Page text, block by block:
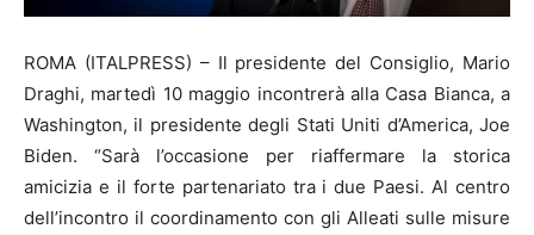
ROMA (ITALPRESS) – Il presidente del Consiglio, Mario
Draghi, martedì 10 maggio incontrerà alla Casa Bianca, a
Washington, il presidente degli Stati Uniti d’America, Joe
Biden. “Sarà l’occasione per riaffermare la storica
amicizia e il forte partenariato tra i due Paesi. Al centro
dell’incontro il coordinamento con gli Alleati sulle misure